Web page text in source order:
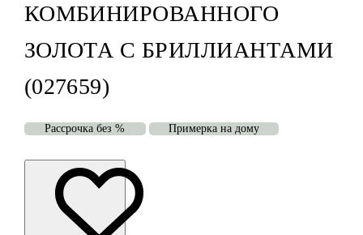
КОМБИНИРОВАННОГО
ЗОЛОТА С БРИЛЛИАНТАМИ
(027659)
Рассрочка без % Примерка на дому